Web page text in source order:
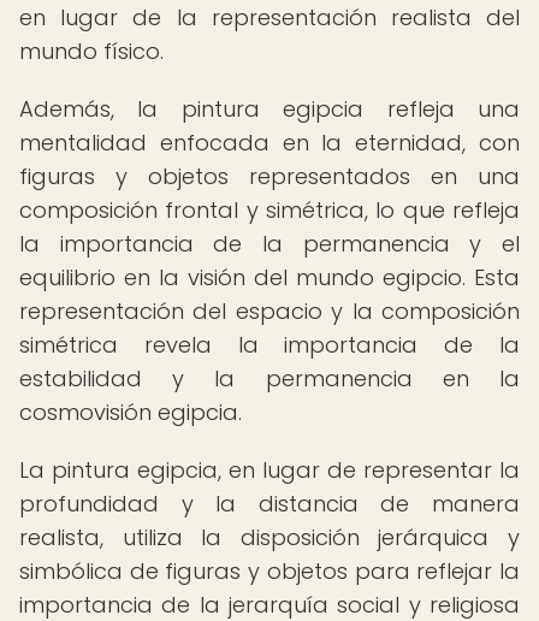
en lugar de la representación realista del
mundo físico.
Además, la pintura egipcia refleja una
mentalidad enfocada en la eternidad, con
figuras y objetos representados en una
composición frontal y simétrica, lo que refleja
la importancia de la permanencia y el
equilibrio en la visión del mundo egipcio. Esta
representación del espacio y la composición
simétrica revela la importancia de la
estabilidad y la permanencia en la
cosmovisión egipcia.
La pintura egipcia, en lugar de representar la
profundidad y la distancia de manera
realista, utiliza la disposición jerárquica y
simbólica de figuras y objetos para reflejar la
importancia de la jerarquía social y religiosa